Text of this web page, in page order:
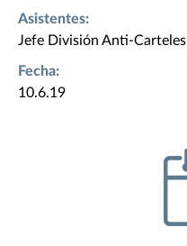
Asistentes:
Jefe División Anti-Carteles
Fecha:
10.6.19